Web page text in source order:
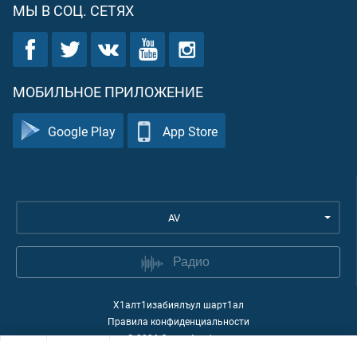
МЫ В СОЦ. СЕТЯХ
МОБИЛЬНОЕ ПРИЛОЖЕНИЕ
Google Play App Store
AV
Радио
Х1алт1изабиялъул шарт1ал
Правила конфиденциальности
©2026Quran Academy